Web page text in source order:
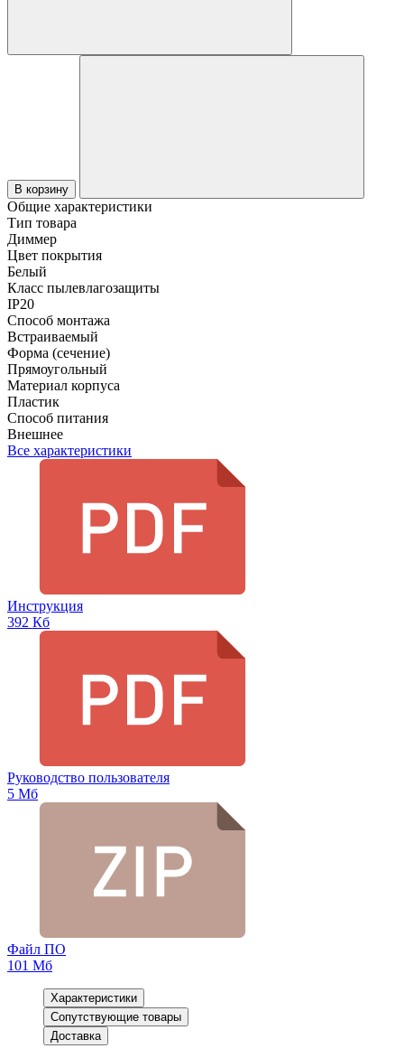
В корзину
Общие характеристики
Тип товара
Диммер
Цвет покрытия
Белый
Класс пылевлагозащиты
IP20
Способ монтажа
Встраиваемый
Форма (сечение)
Прямоугольный
Материал корпуса
Пластик
Способ питания
Внешнее
Все характеристики
Инструкция
392 Кб
Руководство пользователя
5 Мб
Файл ПО
101 Мб
Характеристики
Сопутствующие товары
Доставка